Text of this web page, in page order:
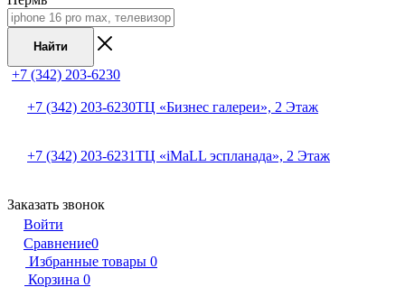
Найти
+7 (342) 203-6230
+7 (342) 203-6230ТЦ «Бизнес галереи», 2 Этаж
+7 (342) 203-6231ТЦ «iMaLL эспланада», 2 Этаж
Заказать звонок
Войти
Сравнение0
Избранные товары 0
Корзина 0